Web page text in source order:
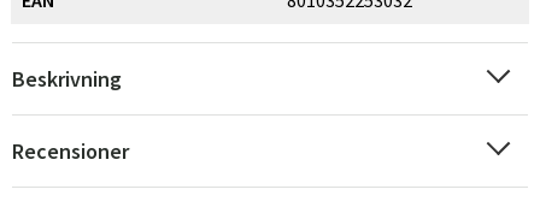
Beskrivning
Recensioner